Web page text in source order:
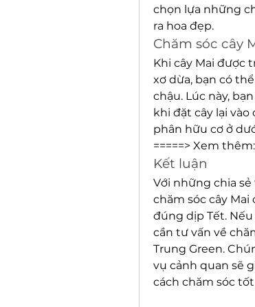
chọn lựa những
ra hoa đẹp.
Chăm sóc cây
Khi cây Mai được
xơ dừa, bạn có
chậu. Lúc này,
khi đặt cây lại
phân hữu cơ ở
=====> Xem
Kết luận
Với những chia
chăm sóc cây
đúng dịp Tết.
cần tư vấn về
Trung Green.
vụ cảnh quan sẽ
cách chăm sóc